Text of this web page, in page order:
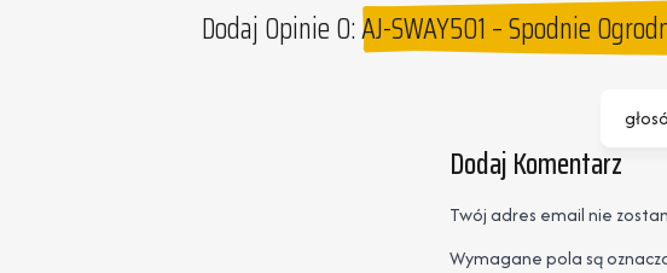
Dodaj Opinie O:AJ-SWAY501 – Spodnie
Dodaj Komentarz
Twój adres email nie
Wymagane pola są